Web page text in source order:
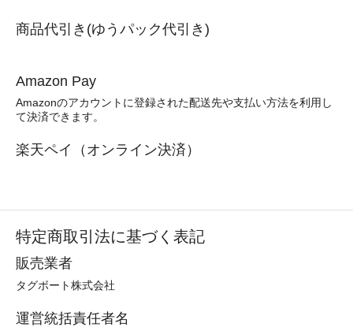
商品代引き(ゆうパック代引き)
Amazon Pay
Amazonのアカウントに登録された配送先や支払い方法を利用し
て決済できます。
楽天ペイ（オンライン決済）
特定商取引法に基づく表記
販売業者
タグボート株式会社
運営統括責任者名